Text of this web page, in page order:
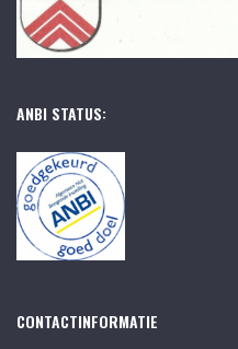
ANBI STATUS:
CONTACTINFORMATIE